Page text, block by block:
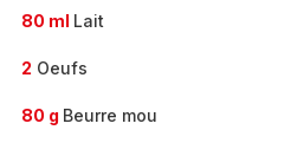
80 ml Lait
2 Oeufs
80 g Beurre mou